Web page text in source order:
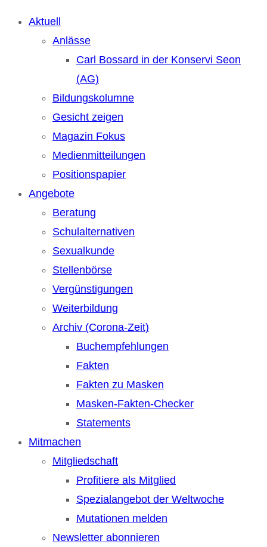
Aktuell
Anlässe
Carl Bossard in der Konservi Seon
(AG)
Bildungskolumne
Gesicht zeigen
Magazin Fokus
Medienmitteilungen
Positionspapier
Angebote
Beratung
Schulalternativen
Sexualkunde
Stellenbörse
Vergünstigungen
Weiterbildung
Archiv (Corona-Zeit)
Buchempfehlungen
Fakten
Fakten zu Masken
Masken-Fakten-Checker
Statements
Mitmachen
Mitgliedschaft
Profitiere als Mitglied
Spezialangebot der Weltwoche
Mutationen melden
Newsletter abonnieren